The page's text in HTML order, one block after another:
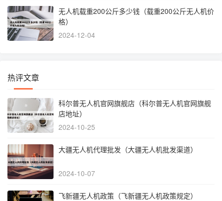
无人机载重200公斤多少钱（载重200公斤无人机价
格）
2024-12-04
热评文章
科尔普无人机官网旗舰店（科尔普无人机官网旗舰
店地址）
2024-10-25
大疆无人机代理批发（大疆无人机批发渠道）
2024-10-07
飞新疆无人机政策（飞新疆无人机政策规定）